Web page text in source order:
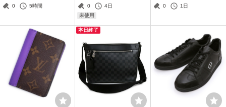
イロット モノグラムトリ
0
5時間
ゥジュール ミディアム カ
ーフスキン ブラウン ハン
0
4日
未使用
イ ザ ヤード K18YG エメ
0
1日
本日終了